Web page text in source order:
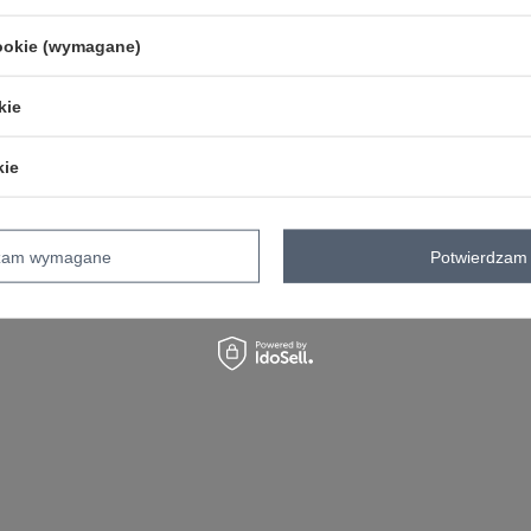
(wymagane)
wymagane